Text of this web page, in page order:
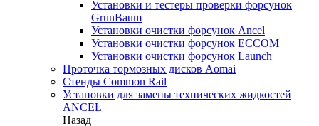
Установки и тестеры проверки форсунок
GrunBaum
Установки очистки форсунок Ancel
Установки очистки форсунок ECCOM
Установки очистки форсунок Launch
Проточка тормозных дисков Aomai
Стенды Common Rail
Установки для замены технических жидкостей
ANCEL
Назад